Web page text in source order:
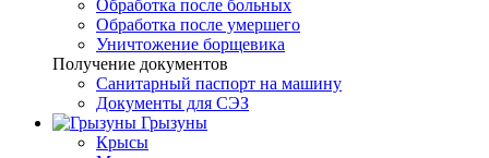
Обработка после больных
Обработка после умершего
Уничтожение борщевика
Получение документов
Санитарный паспорт на машину
Документы для СЭЗ
Грызуны
Крысы